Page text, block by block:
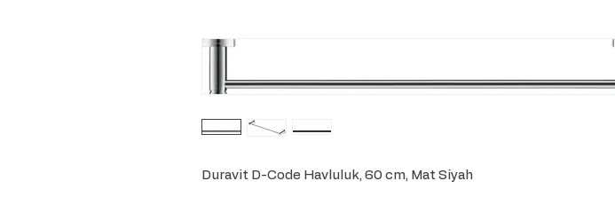
Duravit D-Code Havluluk, 60 cm, Mat Siyah